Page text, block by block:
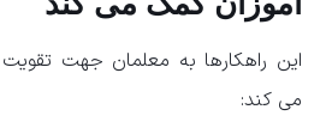
این راهکارها به معلمان جهت
می کند: